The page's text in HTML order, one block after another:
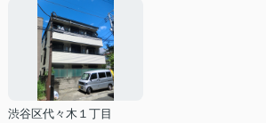
渋谷区代々木１丁目